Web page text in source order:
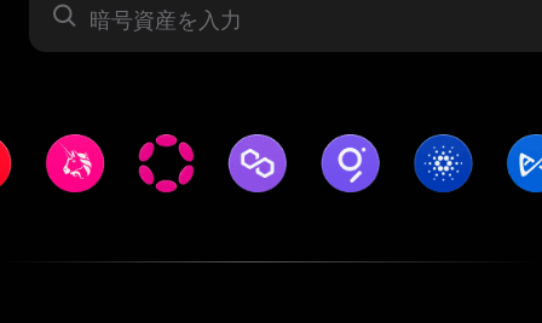
暗号資産